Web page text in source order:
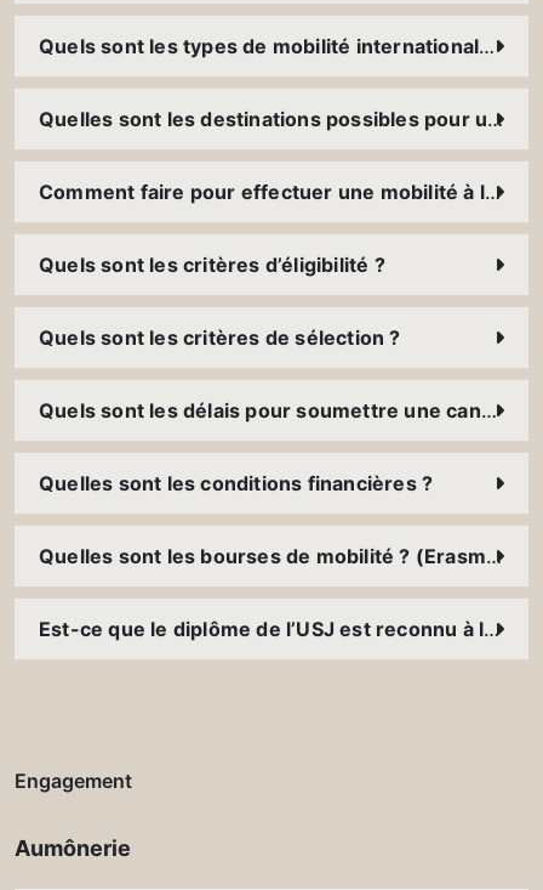
Quels sont les types de mobilité internationale ?
Quelles sont les destinations possibles pour une mobilité à l’international ?
Comment faire pour effectuer une mobilité à l’international ?
Quels sont les critères d’éligibilité ?
Quels sont les critères de sélection ?
Quels sont les délais pour soumettre une candidature ?
Quelles sont les conditions financières ?
Quelles sont les bourses de mobilité ? (Erasmus+, FUCE, bourses des ambassades, etc.)
Est-ce que le diplôme de l’USJ est reconnu à l’international ?
Engagement
Aumônerie